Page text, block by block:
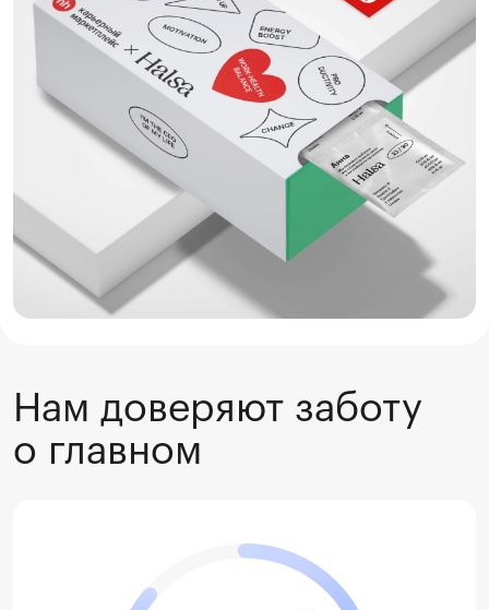
Нам доверяют заботу
о главном